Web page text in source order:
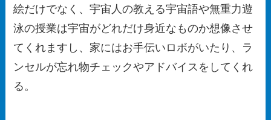
絵だけでなく、宇宙人の教える宇宙語や無重力遊
泳の授業は宇宙がどれだけ身近なものか想像させ
てくれますし、家にはお手伝いロボがいたり、ラ
ンセルが忘れ物チェックやアドバイスをしてくれ
る。